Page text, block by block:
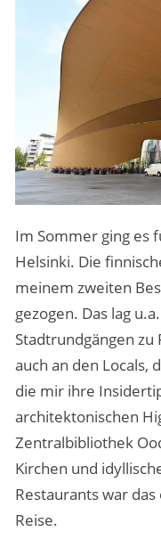
Im Sommer ging es
Helsinki. Die
meinem zweiten
gezogen. Das lag
Stadtrundgängen zu
auch an den Locals,
die mir ihre
architektonischen
Zentralbibliothek
Kirchen und
Restaurants war
Reise.